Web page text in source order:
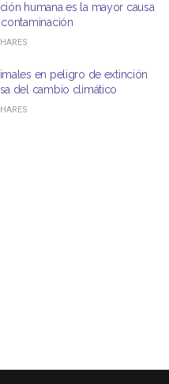
humana es la mayor causa
en peligro de extinción
del cambio climático